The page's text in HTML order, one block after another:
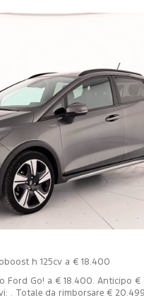
h 125cv a € 18.400
Ford Go! a € 18.400. Anticipo
. Totale da rimborsare €